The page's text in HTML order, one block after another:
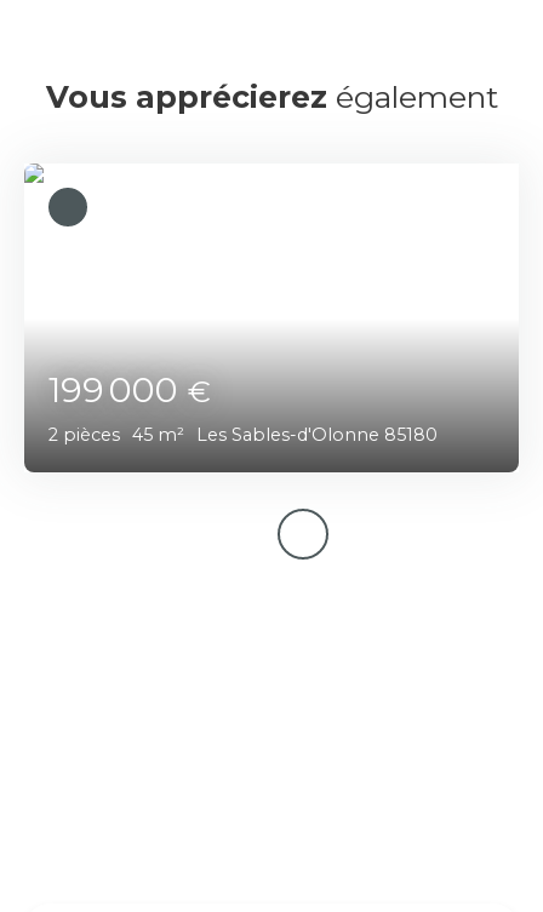
Vous apprécierez également
199 000€
2 pièces 45 m² Les Sables-d'Olonne 85180